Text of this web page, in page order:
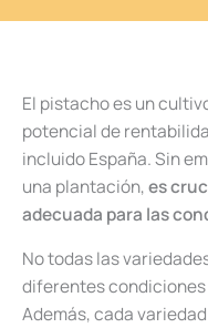
El pistacho es un
potencial de
incluido España. Sin
una plantación,es
adecuada para las
No todas las
diferentes
Además, cada